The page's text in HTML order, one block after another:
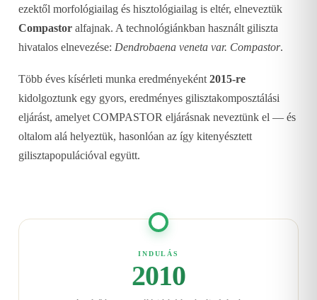
ezektől morfológiailag és hisztológiailag is eltér, elneveztük
Compastor alfajnak. A technológiánkban használt giliszta
hivatalos elnevezése: Dendrobaena veneta var. Compastor.
Több éves kísérleti munka eredményeként 2015-re
kidolgoztunk egy gyors, eredményes gilisztakomposztálási
eljárást, amelyet COMPASTOR eljárásnak neveztünk el — és
oltalom alá helyeztük, hasonlóan az így kitenyésztett
gilisztapopulációval együtt.
INDULÁS
2010